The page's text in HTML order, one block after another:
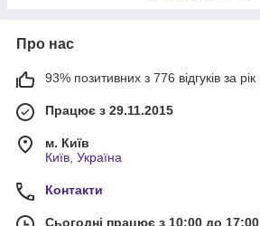
Про нас
93% позитивних з 776 відгуків за рік
Працює з 29.11.2015
м. Київ
Київ, Україна
Контакти
Сьогодні працює з 10:00 до 17:00